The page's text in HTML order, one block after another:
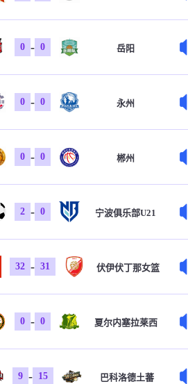
0 - 0 岳阳
0 - 0 永州
0 - 0 郴州
2 - 0 宁波俱乐部U21
32 - 31 伏伊伏丁那女篮
0 - 0 夏尔内塞拉莱西
9 - 15 巴科洛德土蕃